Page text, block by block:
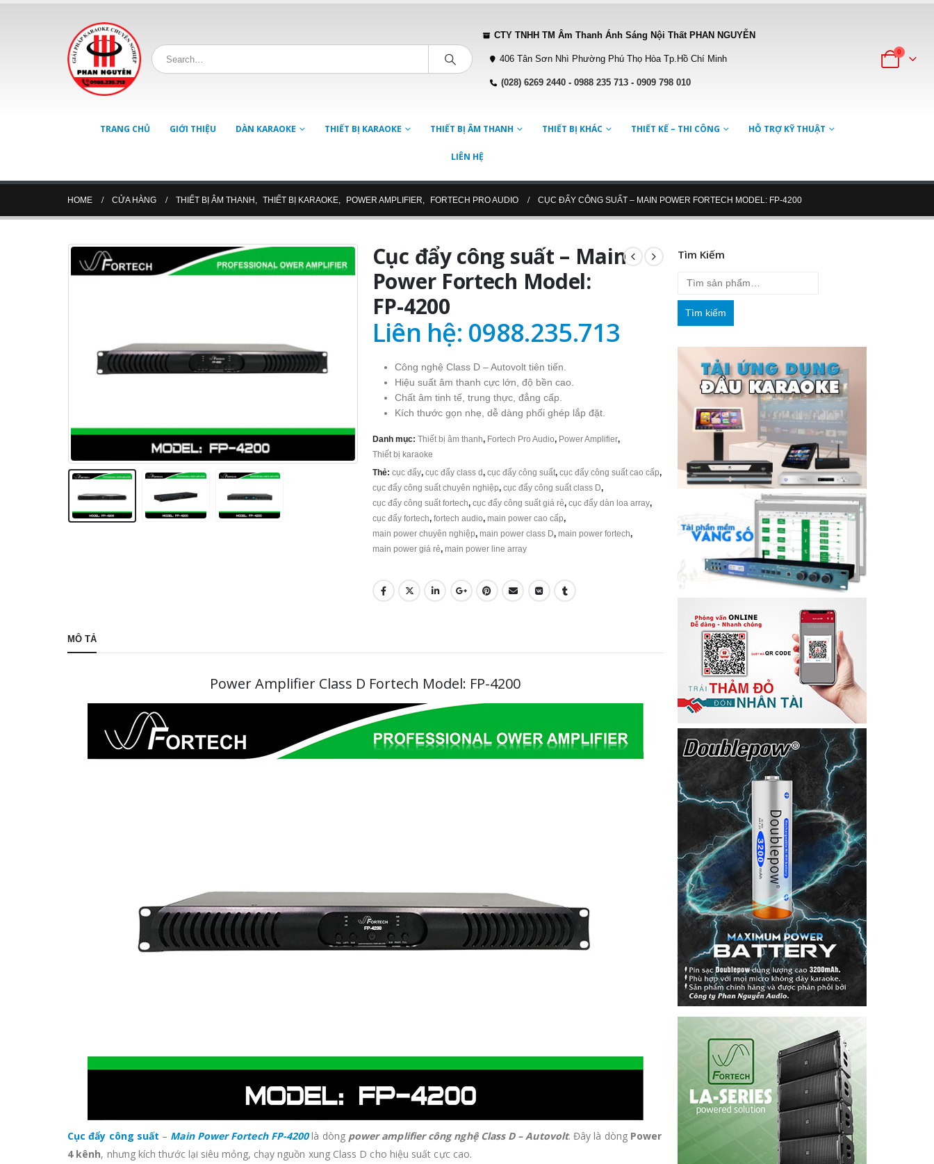
CTY TNHH TM Âm Thanh Ánh Sáng Nội Thất PHAN NGUYỄN
406 Tân Sơn Nhì Phường Phú Thọ Hòa Tp.Hồ Chí Minh
(028) 6269 2440 -0988 235 713 -0909 798 010
0
TRANG CHỦ GIỚI THIỆU DÀN KARAOKE THIẾT BỊ KARAOKE THIẾT BỊ ÂM THANH THIẾT BỊ KHÁC THIẾT KẾ – THI CÔNG HỖ TRỢ KỸ THUẬT
LIÊN HỆ
HOME CỬA HÀNG THIẾT BỊ ÂM THANH , THIẾT BỊ KARAOKE, POWER AMPLIFIER, FORTECH PRO AUDIO CỤC ĐẨY CÔNG SUẤT – MAIN POWER FORTECH MODEL: FP-4200
Cục đẩy công suất – Main
Power Fortech Model:
FP-4200
Liên hệ: 0988.235.713
Công nghệ Class D – Autovolt tiên tiến.
Hiệu suất âm thanh cực lớn, độ bền cao.
Chất âm tinh tế, trung thực, đẳng cấp.
Kích thước gọn nhẹ, dễ dàng phối ghép lắp đặt.
Danh mục: Thiết bị âm thanh, Fortech Pro Audio, Power Amplifier,
Thiết bị karaoke
Thẻ: cục đẩy, cục đẩy class d, cục đẩy công suất, cục đẩy công suất cao cấp,
cục đẩy công suất chuyên nghiệp, cục đẩy công suất class D,
cục đẩy công suất fortech, cục đẩy công suất giá rẻ, cục đẩy dàn loa array,
cục đẩy fortech, fortech audio, main power cao cấp,
main power chuyên nghiệp, main power class D, main power fortech,
main power giá rẻ, main power line array
MÔ TẢ
Power Amplifier Class D Fortech Model: FP-4200
Cục đẩy công suất – Main Power Fortech FP-4200là dòng power amplifier công nghệ Class D – Autovolt. Đây là dòng Power
4 kênh, nhưng kích thước lại siêu mỏng, chạy nguồn xung Class D cho hiệu suất cực cao.
Tìm Kiếm
Tìm kiếm